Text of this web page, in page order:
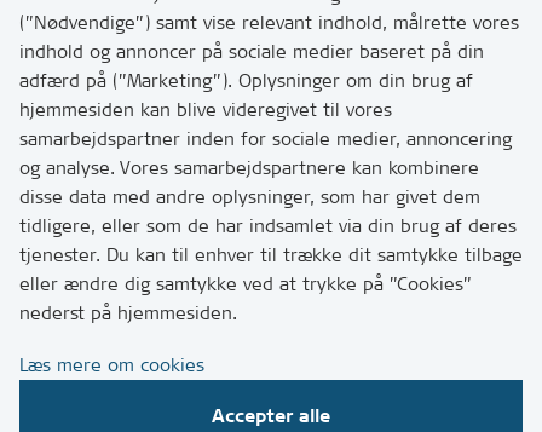
hvordan
Tip os om huller i vejen eller andet
T:7249 6000
Bemærk: vi har mange opkald mellem kl. 10 og 11
Links
Tilgængelighedserklæring
Cookies
CVR, EAN og betaling
(”Nødvendige”) samt vise relevant indhold, målrette vores
indhold og annoncer på sociale medier baseret på din
adfærd på (”Marketing”). Oplysninger om din brug af
hjemmesiden kan blive videregivet til vores
samarbejdspartner inden for sociale medier, annoncering
og analyse. Vores samarbejdspartnere kan kombinere
disse data med andre oplysninger, som har givet dem
tidligere, eller som de har indsamlet via din brug af deres
tjenester. Du kan til enhver til trække dit samtykke tilbage
eller ændre dig samtykke ved at trykke på ”Cookies”
nederst på hjemmesiden.
Læs mere om cookies
Accepter alle